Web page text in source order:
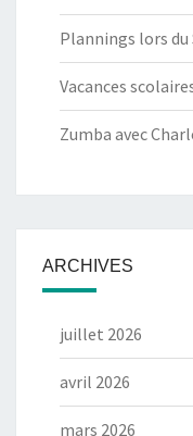
Plannings lors du
Vacances
Zumba avec
ARCHIVES
juillet 2026
avril 2026
mars 2026